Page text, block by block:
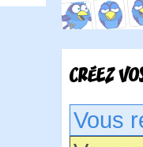
CRÉEZ
Vous